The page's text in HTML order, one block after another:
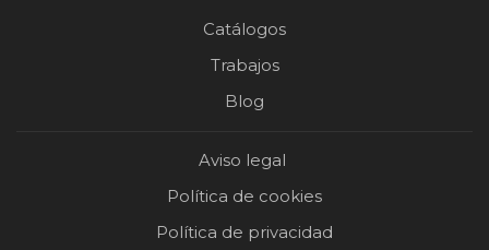
Catálogos
Trabajos
Blog
Aviso legal
Política de cookies
Política de privacidad